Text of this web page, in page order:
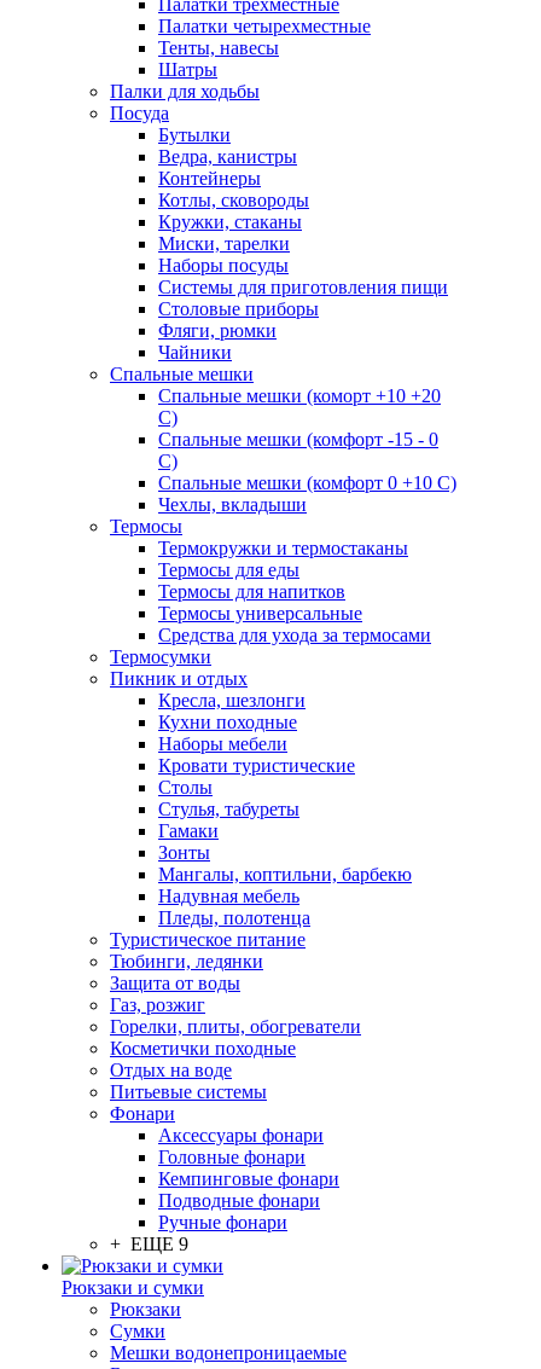
Палатки трехместные
Палатки четырехместные
Тенты, навесы
Шатры
Палки для ходьбы
Посуда
Бутылки
Ведра, канистры
Контейнеры
Котлы, сковороды
Кружки, стаканы
Миски, тарелки
Наборы посуды
Системы для приготовления пищи
Столовые приборы
Фляги, рюмки
Чайники
Спальные мешки
Спальные мешки (коморт +10 +20
С)
Спальные мешки (комфорт -15 - 0
С)
Спальные мешки (комфорт 0 +10 С)
Чехлы, вкладыши
Термосы
Термокружки и термостаканы
Термосы для еды
Термосы для напитков
Термосы универсальные
Средства для ухода за термосами
Термосумки
Пикник и отдых
Кресла, шезлонги
Кухни походные
Наборы мебели
Кровати туристические
Столы
Стулья, табуреты
Гамаки
Зонты
Мангалы, коптильни, барбекю
Надувная мебель
Пледы, полотенца
Туристическое питание
Тюбинги, ледянки
Защита от воды
Газ, розжиг
Горелки, плиты, обогреватели
Косметички походные
Отдых на воде
Питьевые системы
Фонари
Аксессуары фонари
Головные фонари
Кемпинговые фонари
Подводные фонари
Ручные фонари
+ ЕЩЕ 9
Рюкзаки и сумки
Рюкзаки
Сумки
Мешки водонепроницаемые